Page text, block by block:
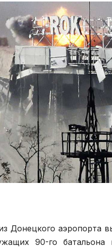
Донецкого аэропорта
90-го